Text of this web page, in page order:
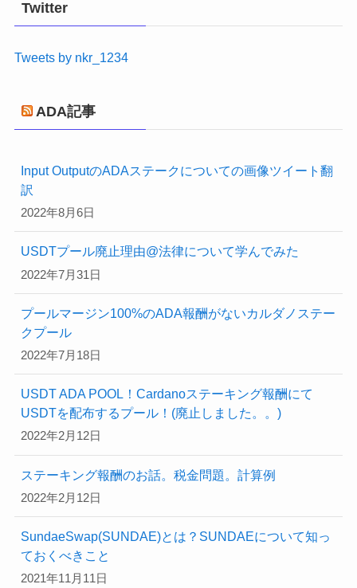
Twitter
Tweets by nkr_1234
ADA記事
Input OutputのADAステークについての画像ツイート翻
訳
2022年8月6日
USDTプール廃止理由@法律について学んでみた
2022年7月31日
プールマージン100%のADA報酬がないカルダノステー
クプール
2022年7月18日
USDT ADA POOL！Cardanoステーキング報酬にて
USDTを配布するプール！(廃止しました。。)
2022年2月12日
ステーキング報酬のお話。税金問題。計算例
2022年2月12日
SundaeSwap(SUNDAE)とは？SUNDAEについて知っ
ておくべきこと
2021年11月11日